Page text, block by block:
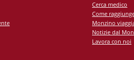
Cerca medico
Come
Monzino
Notizie dal
Lavora con noi